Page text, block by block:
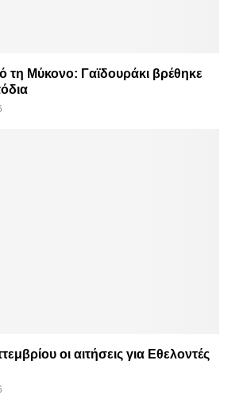
τη Μύκονο: Γαϊδουράκι βρέθηκε
οι αιτήσεις για Εθελοντές